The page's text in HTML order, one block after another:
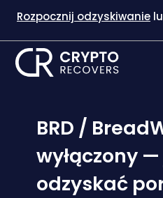
Rozpocznij odzyskiwanie
BRD /
wyłączony
odzyskać